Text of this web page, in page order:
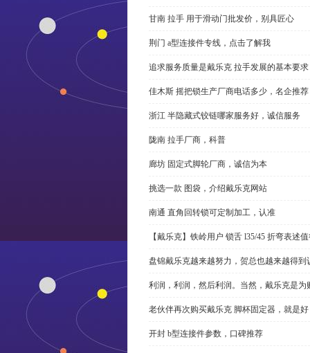
甘南 拉手 用于滑动门批发价，别具匠心
荆门 a型连接件专线，点击了解我
追求服务质量是戴乐克 拉手发展的基本要求
佳木斯 摇把锁生产厂商电话多少，名企推荐
浙江 半隐藏式铰链哪家服务好，诚信服务
陇南 拉手厂商，科普
廊坊 固定式脚轮厂商，诚信为本
挑选一款 图袋，介绍戴乐克网站
南通 直角回转锁可定制加工，认准
【戴乐克】铁岭用户 锁舌 l35/45 折弯表述
盘锦戴乐克越来越努力，贺总也越来越得到
利润，利润，然后利润。当然，戴乐克是为
老伙伴再次购买戴乐克 脚杯固定器，就是
开封 b型连接件参数，口碑推荐